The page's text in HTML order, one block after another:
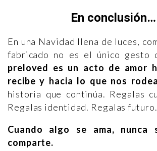
En conclusión…
En una Navidad llena de luces,
fabricado no es el único gesto
preloved es un acto de amor
recibe y hacia lo que nos rodea
historia que continúa. Regalas
Regalas identidad. Regalas futuro.
Cuando algo se ama, nunca
comparte.